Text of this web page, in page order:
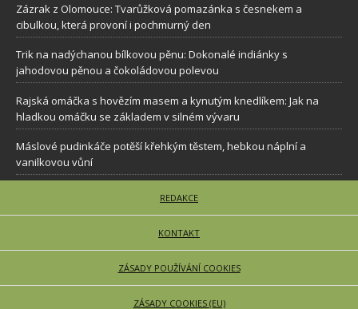
Zázrak z Olomouce: Tvarůžková pomazánka s česnekem a
cibulkou, která provoní i pochmurný den
Trik na nadýchanou bílkovou pěnu: Dokonalé indiánky s
jahodovou pěnou a čokoládovou polevou
Rajská omáčka s hovězím masem a kynutým knedlíkem: Jak na
hladkou omáčku se základem v silném vývaru
Máslové pudinkáče potěší křehkým těstem, hebkou náplní a
vanilkovou vůní
REDAKCE
KONTAKT
ZÁSADY POUŽÍVÁNÍ COOKIES
ZÁSADY COOKIES (EU)